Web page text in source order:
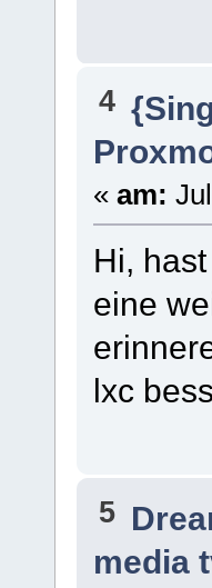
4
« am:
Hi,
eine
lxc
5
media